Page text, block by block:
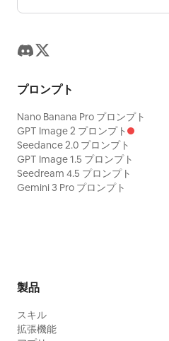
プロンプト
Nano Banana Pro プロンプト
GPT Image 2 プロンプト
Seedance 2.0 プロンプト
GPT Image 1.5 プロンプト
Seedream 4.5 プロンプト
Gemini 3 Pro プロンプト
製品
スキル
拡張機能